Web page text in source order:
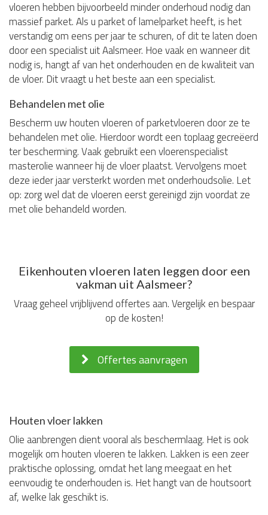
vloeren hebben bijvoorbeeld minder onderhoud nodig dan
massief parket. Als u parket of lamelparket heeft, is het
verstandig om eens per jaar te schuren, of dit te laten doen
door een specialist uit Aalsmeer. Hoe vaak en wanneer dit
nodig is, hangt af van het onderhouden en de kwaliteit van
de vloer. Dit vraagt u het beste aan een specialist.
Behandelen met olie
Bescherm uw houten vloeren of parketvloeren door ze te
behandelen met olie. Hierdoor wordt een toplaag gecreëerd
ter bescherming. Vaak gebruikt een vloerenspecialist
masterolie wanneer hij de vloer plaatst. Vervolgens moet
deze ieder jaar versterkt worden met onderhoudsolie. Let
op: zorg wel dat de vloeren eerst gereinigd zijn voordat ze
met olie behandeld worden.
Eikenhouten vloeren laten leggen door een
vakman uit Aalsmeer?
Vraag geheel vrijblijvend offertes aan. Vergelijk en bespaar
op de kosten!
Offertes aanvragen
Houten vloer lakken
Olie aanbrengen dient vooral als beschermlaag. Het is ook
mogelijk om houten vloeren te lakken. Lakken is een zeer
praktische oplossing, omdat het lang meegaat en het
eenvoudig te onderhouden is. Het hangt van de houtsoort
af, welke lak geschikt is.